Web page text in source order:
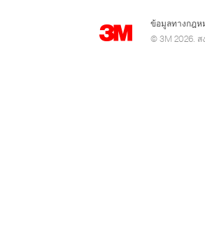
ข้อมูลทางกฎห
© 3M 2026. ส